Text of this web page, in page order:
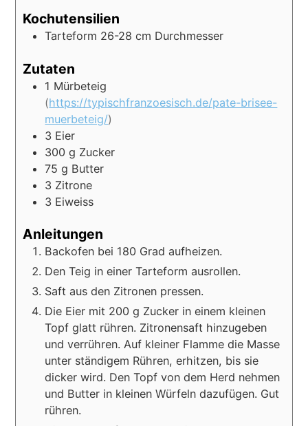
Kochutensilien
Tarteform 26-28 cm Durchmesser
Zutaten
1 Mürbeteig
(https://typischfranzoesisch.de/pate-brisee-
muerbeteig/)
3 Eier
300 g Zucker
75 g Butter
3 Zitrone
3 Eiweiss
Anleitungen
Backofen bei 180 Grad aufheizen.
Den Teig in einer Tarteform ausrollen.
Saft aus den Zitronen pressen.
Die Eier mit 200 g Zucker in einem kleinen
Topf glatt rühren. Zitronensaft hinzugeben
und verrühren. Auf kleiner Flamme die Masse
unter ständigem Rühren, erhitzen, bis sie
dicker wird. Den Topf von dem Herd nehmen
und Butter in kleinen Würfeln dazufügen. Gut
rühren.